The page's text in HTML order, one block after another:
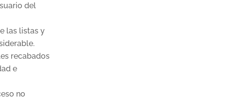
del
las listas y
recabados
e
no